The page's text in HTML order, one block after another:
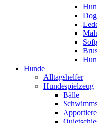
Hunde
Alltagshelfer
Hundespielzeug
Bälle